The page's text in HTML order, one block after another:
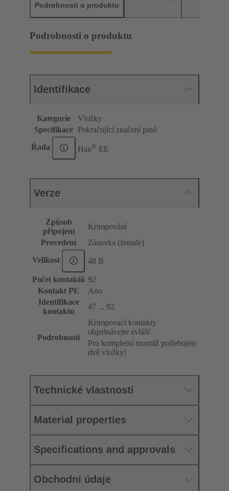
Podrobnosti o produktu
Podrobnosti o produktu
Identifikace
Kategorie
Vložky
Specifikace
Pokračující značení pinů
Řada Han® EE
Verze
Způsob
připojení
Krimpování
Provedení
Zásuvka (female)
Velikost 48 B
Počet kontaktů 92
Kontakt PE
Ano
Identifikace
kontaktu
47 ... 92
Podrobnosti
Krimpovací kontakty
objednávejte zvlášť.
Pro kompletní montáž potřebujete
dvě vložky!
Technické vlastnosti
Material properties
Specifications and approvals
Obchodní údaje